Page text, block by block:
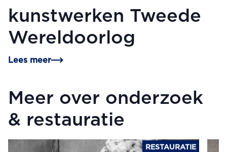
kunstwerken Tweede
Wereldoorlog
Lees meer
Meer over onderzoek
& restauratie
RESTAURATIE